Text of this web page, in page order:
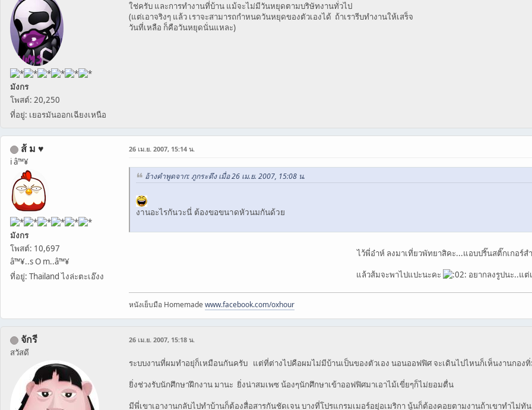
มังกร
โพสต์: 20,250
ที่อยู่: เยอรมันออกเฉียงเหนือ
ใช่ครับ และการทำงานที่บ้าน แม้จะไม่มีวันหยุดตามบริษัทงานทั่วไป
(แต่เอาจริงๆ แล้ว เราจะสามารถกำหนดวันหยุดของตัวเองได้ ถ้าเรารีบทำงานให้เสร็จ
วันที่เหลือ ก็คือวันหยุดนั่นแหละ)
ส้ ม ♥
i â™¥
มังกร
โพสต์: 10,697
â™¥..s O m..â™¥
ที่อยู่: Thailand ไงล่ะตะเอ๊งง
26 เม.ย. 2007, 15:14 น.
อ้างคำพูดจาก: ภูกระดึง เมื่อ 26 เม.ย. 2007, 15:08 น.
งานอะไรกันวะนี่ ต้องขอขนาดหัวนมกันด้วย
ไว้พี่อ๋าห์ ลงมาเที่ยวพัทยาสิคะ...แอบปริ๊นสติ๊กเกอร์ส
แล้วส้มจะพาไปแปะนะคะ
อยากลงรูปนะ..แต่
หนังเย็บมือ Homemade www.facebook.com/oxhour
จักรี
สวัสดี
26 เม.ย. 2007, 15:18 น.
ระบบงานที่ผมทำอยุ่ก็เหมือนกันครับ แต่ที่ต่างไปคือผมไม่มีบ้านเป็นของตัวเอง นอนออฟฟิศ จะเดินไปไหนก็เห็นงานกอง
ยิ่งช่วงรับนักศึกษาฝึกงาน มานะ ยิ่งน่าสมเพซ น้องๆนักศึกษาเข้าออฟฟิศมาเอาไม้เขี่ยๆก็ไม่ยอมตื่น
มีพี่เขาเอางานกลับไปทำบ้านก็ต้องสื่อสารกันชัดเจน บางที่โปรแกรมเมอร์อยุ่อเมริกา นู้นก็ต้องคอยตามงานถ้าเขาทำไม่